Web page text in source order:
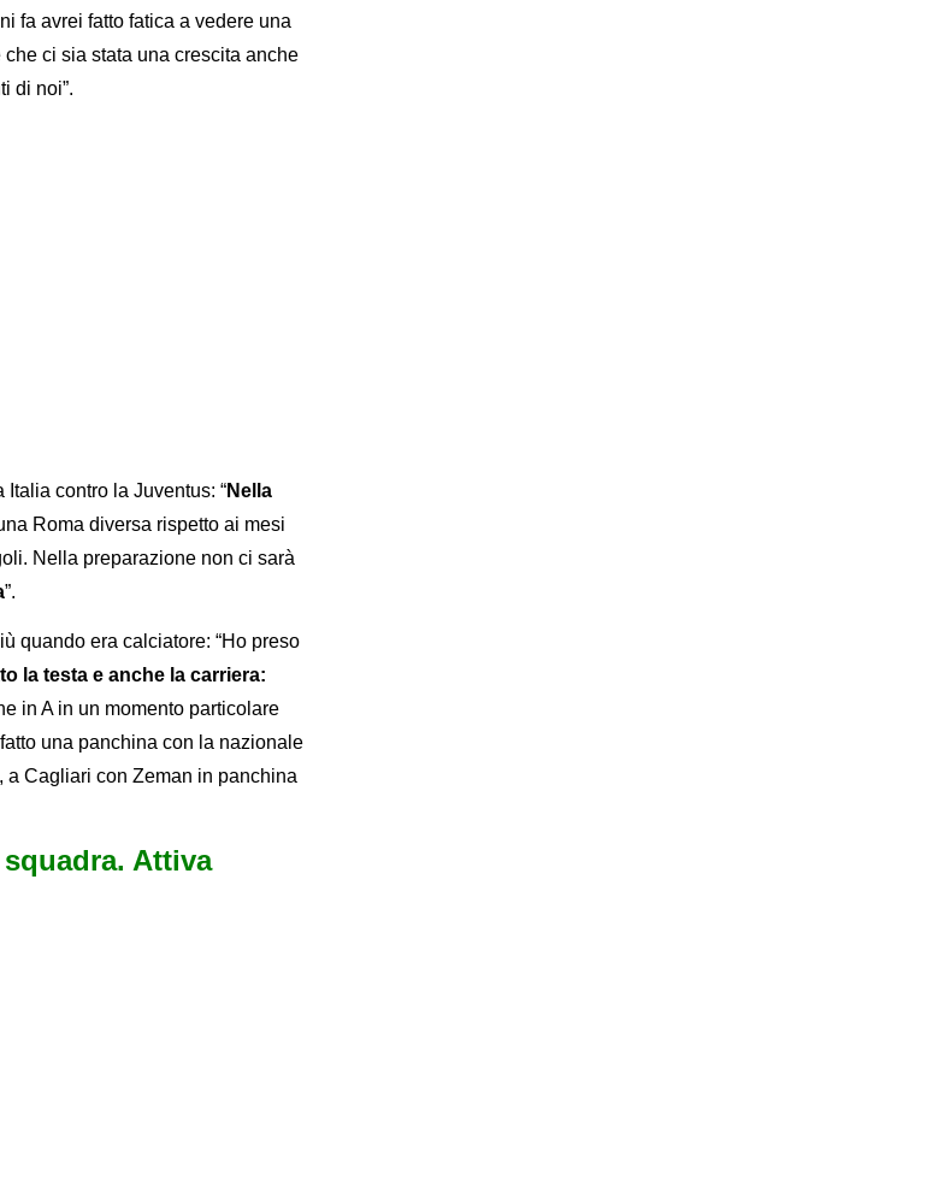
fa avrei fatto fatica a vedere una
ci sia stata una crescita anche
di noi”.
contro la Juventus: “Nella
Roma diversa rispetto ai mesi
Nella preparazione non ci sarà
”.
quando era calciatore: “Ho preso
la testa e anche la carriera:
in A in un momento particolare
una panchina con la nazionale
Cagliari con Zeman in panchina
Attiva